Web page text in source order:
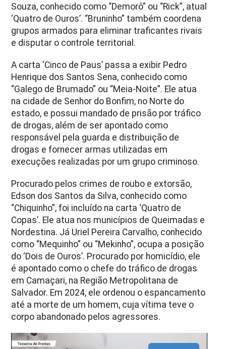
Souza, conhecido como “Demorô” ou “Rick”, atual
‘Quatro de Ouros’. “Bruninho” também coordena
grupos armados para eliminar traficantes rivais
e disputar o controle territorial.
A carta ‘Cinco de Paus’ passa a exibir Pedro
Henrique dos Santos Sena, conhecido como
“Galego de Brumado” ou “Meia-Noite”. Ele atua
na cidade de Senhor do Bonfim, no Norte do
estado, e possui mandado de prisão por tráfico
de drogas, além de ser apontado como
responsável pela guarda e distribuição de
drogas e fornecer armas utilizadas em
execuções realizadas por um grupo criminoso.
Procurado pelos crimes de roubo e extorsão,
Edson dos Santos da Silva, conhecido como
“Chiquinho”, foi incluído na carta ‘Quatro de
Copas’. Ele atua nos municípios de Queimadas e
Nordestina. Já Uriel Pereira Carvalho, conhecido
como “Mequinho” ou “Mekinho”, ocupa a posição
do ‘Dois de Ouros’. Procurado por homicídio, ele
é apontado como o chefe do tráfico de drogas
em Camaçari, na Região Metropolitana de
Salvador. Em 2024, ele ordenou o espancamento
até a morte de um homem, cuja vítima teve o
corpo abandonado pelos agressores.